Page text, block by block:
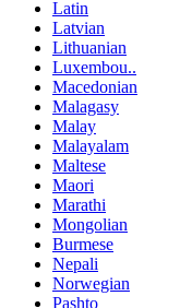
Latin
Latvian
Lithuanian
Luxembou..
Macedonian
Malagasy
Malay
Malayalam
Maltese
Maori
Marathi
Mongolian
Burmese
Nepali
Norwegian
Pashto